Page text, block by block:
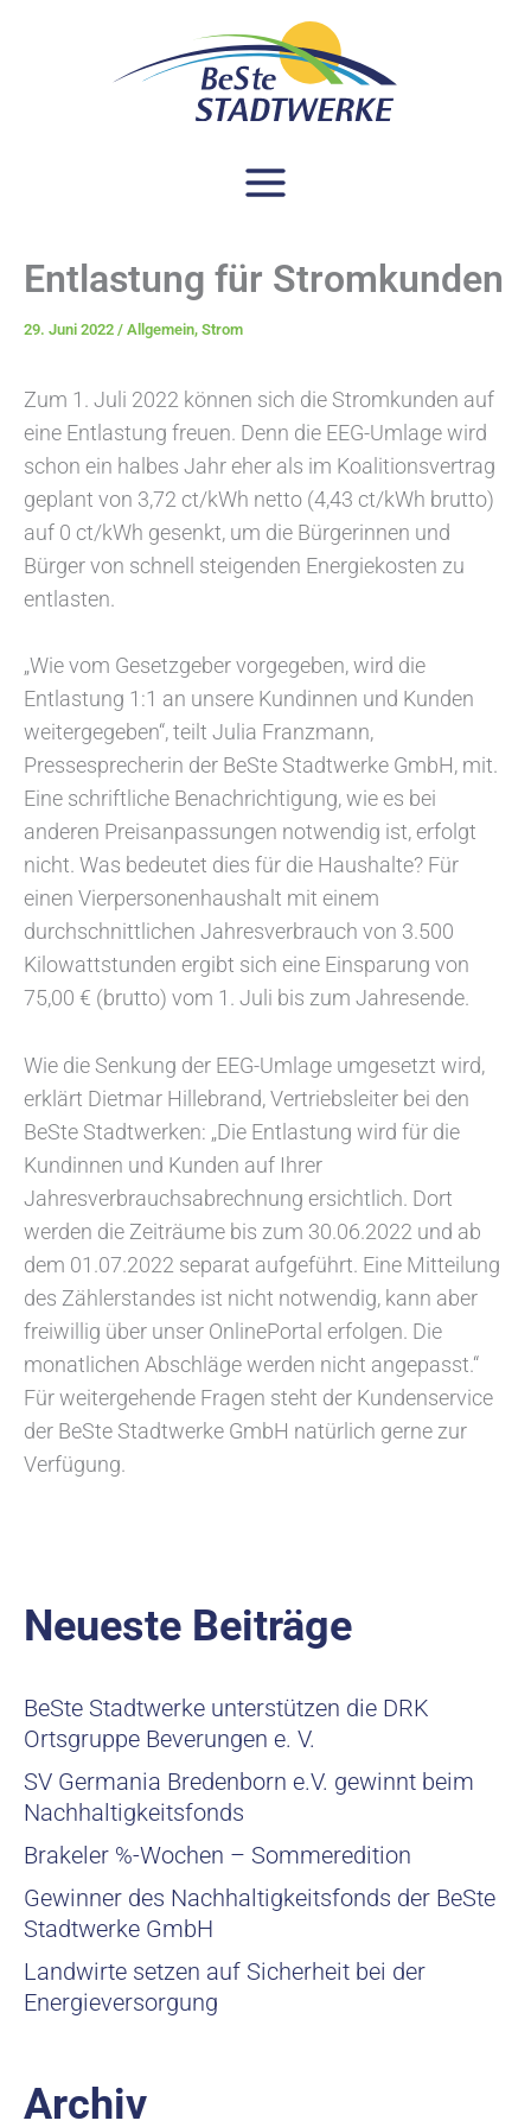
Entlastung für Stromkunden
29. Juni 2022 / Allgemein, Strom
Zum 1. Juli 2022 können sich die Stromkunden auf
eine Entlastung freuen. Denn die EEG-Umlage wird
schon ein halbes Jahr eher als im Koalitionsvertrag
geplant von 3,72 ct/kWh netto (4,43 ct/kWh brutto)
auf 0 ct/kWh gesenkt, um die Bürgerinnen und
Bürger von schnell steigenden Energiekosten zu
entlasten.
„Wie vom Gesetzgeber vorgegeben, wird die
Entlastung 1:1 an unsere Kundinnen und Kunden
weitergegeben“, teilt Julia Franzmann,
Pressesprecherin der BeSte Stadtwerke GmbH, mit.
Eine schriftliche Benachrichtigung, wie es bei
anderen Preisanpassungen notwendig ist, erfolgt
nicht. Was bedeutet dies für die Haushalte? Für
einen Vierpersonenhaushalt mit einem
durchschnittlichen Jahresverbrauch von 3.500
Kilowattstunden ergibt sich eine Einsparung von
75,00 € (brutto) vom 1. Juli bis zum Jahresende.
Wie die Senkung der EEG-Umlage umgesetzt wird,
erklärt Dietmar Hillebrand, Vertriebsleiter bei den
BeSte Stadtwerken: „Die Entlastung wird für die
Kundinnen und Kunden auf Ihrer
Jahresverbrauchsabrechnung ersichtlich. Dort
werden die Zeiträume bis zum 30.06.2022 und ab
dem 01.07.2022 separat aufgeführt. Eine Mitteilung
des Zählerstandes ist nicht notwendig, kann aber
freiwillig über unser OnlinePortal erfolgen. Die
monatlichen Abschläge werden nicht angepasst.“
Für weitergehende Fragen steht der Kundenservice
der BeSte Stadtwerke GmbH natürlich gerne zur
Verfügung.
Neueste Beiträge
BeSte Stadtwerke unterstützen die DRK
Ortsgruppe Beverungen e. V.
SV Germania Bredenborn e.V. gewinnt beim
Nachhaltigkeitsfonds
Brakeler %-Wochen – Sommeredition
Gewinner des Nachhaltigkeitsfonds der BeSte
Stadtwerke GmbH
Landwirte setzen auf Sicherheit bei der
Energieversorgung
Archiv